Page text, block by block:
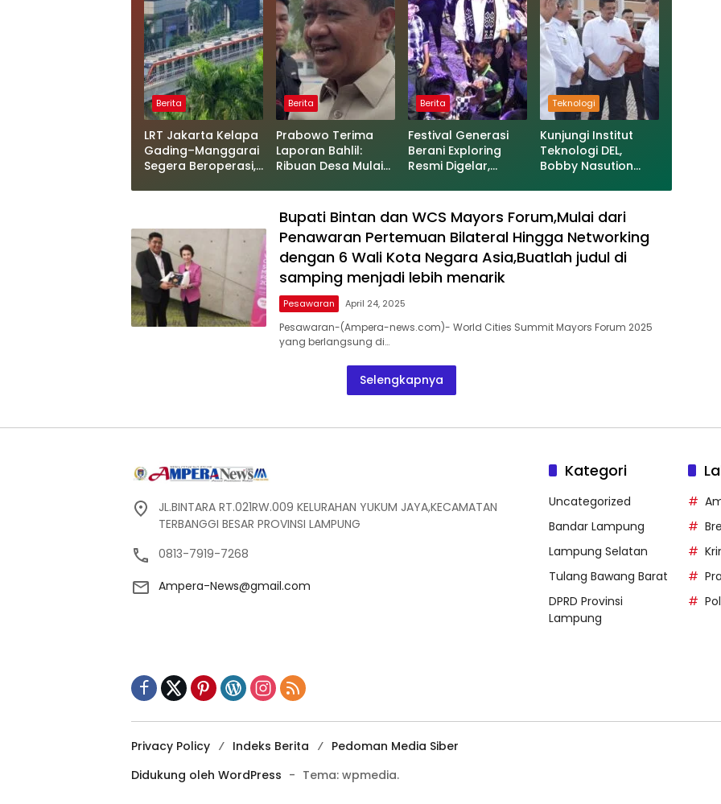
Berita
LRT Jakarta Kelapa
Gading–Manggarai
Segera Beroperasi,
Berita
Prabowo Terima
Laporan Bahlil:
Ribuan Desa Mulai
Hilirisasi Nikel Masuk
Babak Baru
Berita
Festival Generasi
Berani Exploring
Resmi Digelar,
Tradisional Jadi
Senjata Lawan
Kecanduan Gadget
Teknologi
Kunjungi Institut
Teknologi DEL,
Bobby Nasution
Gubernur
Manfaatkan
Fasilitas dan
Teknologinya,Buatl
ah judul di samping
Bupati Bintan dan WCS Mayors Forum,Mulai dari
Penawaran Pertemuan Bilateral Hingga Networking
dengan 6 Wali Kota Negara Asia,Buatlah judul di
samping menjadi lebih menarik
Pesawaran April 24, 2025
Pesawaran-(Ampera-news.com)- World Cities Summit Mayors Forum 2025
yang berlangsung di…
Selengkapnya
JL.BINTARA RT.021RW.009 KELURAHAN YUKUM JAYA,KECAMATAN
TERBANGGI BESAR PROVINSI LAMPUNG
0813-7919-7268
Ampera-News@gmail.com
Kategori
Uncategorized
Bandar Lampung
Lampung Selatan
Tulang Bawang Barat
DPRD Provinsi
Lampung
Privacy Policy Indeks Berita
Pedoman Media Siber
Didukung oleh WordPress - Tema: wpmedia.